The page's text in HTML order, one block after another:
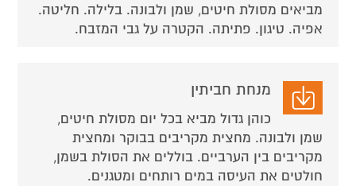
מביאים מסולת חיטים, שמן ולבונה. בלילה. חליטה.
אפיה. טיגון. פתיתה. הקטרה על גבי המזבח.
מנחת חביתין
כוהן גדול מביא בכל יום מסולת חיטים,
שמן ולבונה. מחצית מקריבים בבוקר ומחצית
מקריבים בין הערביים. בוללים את הסולת בשמן,
חולטים את העיסה במים רותחים ומטגנים.